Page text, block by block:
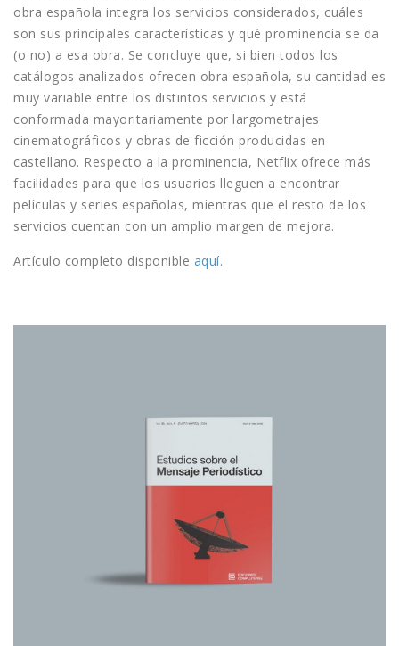
obra española integra los servicios considerados, cuáles
son sus principales características y qué prominencia se da
(o no) a esa obra. Se concluye que, si bien todos los
catálogos analizados ofrecen obra española, su cantidad es
muy variable entre los distintos servicios y está
conformada mayoritariamente por largometrajes
cinematográficos y obras de ficción producidas en
castellano. Respecto a la prominencia, Netflix ofrece más
facilidades para que los usuarios lleguen a encontrar
películas y series españolas, mientras que el resto de los
servicios cuentan con un amplio margen de mejora.
Artículo completo disponible aquí.